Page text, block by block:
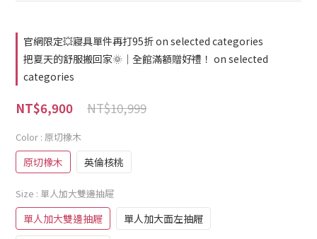
官網限定💥寢具單件再打95折 on selected categories
把夏天的舒服搬回家🌞｜全館滿額贈好禮！ on selected
categories
NT$10,999
NT$6,900
Color : 原切橡木
原切橡木 英倫核桃
Size : 單人加大雙邊抽屜
單人加大雙邊抽屜
單人加大面左抽屜